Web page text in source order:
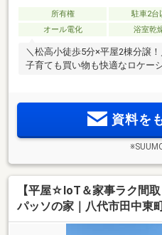
所有権 駐車2台
オール電化
浴室乾
＼松高小徒歩5分×平屋2棟分譲！
子育ても買い物も快適なロケー
資料を
【平屋☆IoT＆家事ラク間
パッソの家｜八代市田中東